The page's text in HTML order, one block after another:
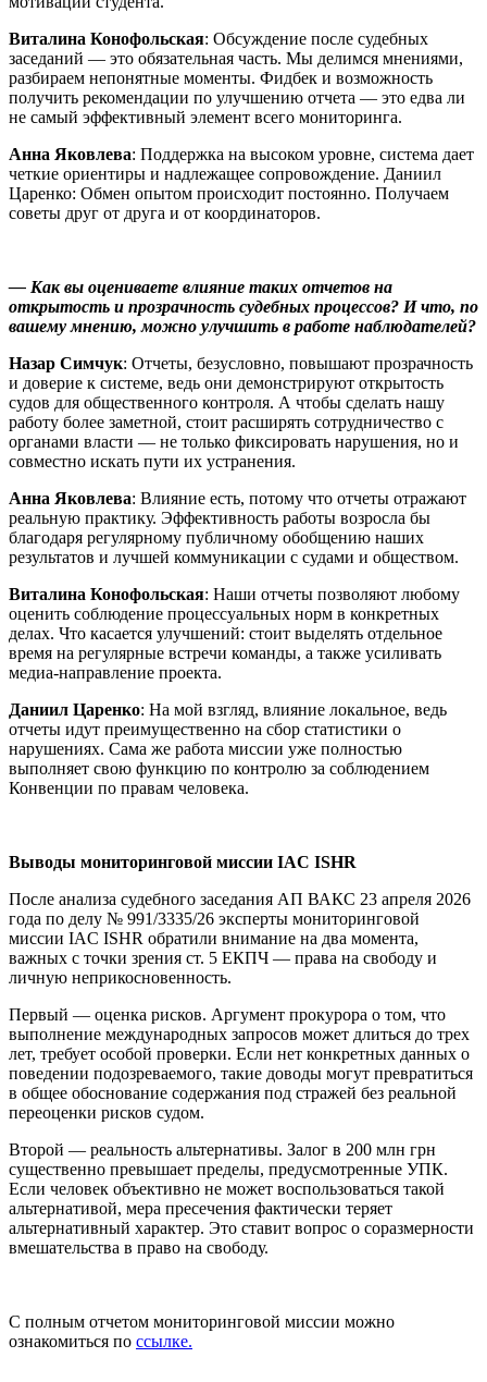
Виталина Конофольская: Обсуждение после судебных
заседаний — это обязательная часть. Мы делимся мнениями,
разбираем непонятные моменты. Фидбек и возможность
получить рекомендации по улучшению отчета — это едва ли
не самый эффективный элемент всего мониторинга.
Анна Яковлева: Поддержка на высоком уровне, система дает
четкие ориентиры и надлежащее сопровождение. Даниил
Царенко: Обмен опытом происходит постоянно. Получаем
советы друг от друга и от координаторов.
— Как вы оцениваете влияние таких отчетов на
открытость и прозрачность судебных процессов? И что, по
вашему мнению, можно улучшить в работе наблюдателей?
Назар Симчук: Отчеты, безусловно, повышают прозрачность
и доверие к системе, ведь они демонстрируют открытость
судов для общественного контроля. А чтобы сделать нашу
работу более заметной, стоит расширять сотрудничество с
органами власти — не только фиксировать нарушения, но и
совместно искать пути их устранения.
Анна Яковлева: Влияние есть, потому что отчеты отражают
реальную практику. Эффективность работы возросла бы
благодаря регулярному публичному обобщению наших
результатов и лучшей коммуникации с судами и обществом.
Виталина Конофольская: Наши отчеты позволяют любому
оценить соблюдение процессуальных норм в конкретных
делах. Что касается улучшений: стоит выделять отдельное
время на регулярные встречи команды, а также усиливать
медиа-направление проекта.
Даниил Царенко: На мой взгляд, влияние локальное, ведь
отчеты идут преимущественно на сбор статистики о
нарушениях. Сама же работа миссии уже полностью
выполняет свою функцию по контролю за соблюдением
Конвенции по правам человека.
Выводы мониторинговой миссии IAC ISHR
После анализа судебного заседания АП ВАКС 23 апреля 2026
года по делу № 991/3335/26 эксперты мониторинговой
миссии IAC ISHR обратили внимание на два момента,
важных с точки зрения ст. 5 ЕКПЧ — права на свободу и
личную неприкосновенность.
Первый — оценка рисков. Аргумент прокурора о том, что
выполнение международных запросов может длиться до трех
лет, требует особой проверки. Если нет конкретных данных о
поведении подозреваемого, такие доводы могут превратиться
в общее обоснование содержания под стражей без реальной
переоценки рисков судом.
Второй — реальность альтернативы. Залог в 200 млн грн
существенно превышает пределы, предусмотренные УПК.
Если человек объективно не может воспользоваться такой
альтернативой, мера пресечения фактически теряет
альтернативный характер. Это ставит вопрос о соразмерности
вмешательства в право на свободу.
С полным отчетом мониторинговой миссии можно
ознакомиться по ссылке.